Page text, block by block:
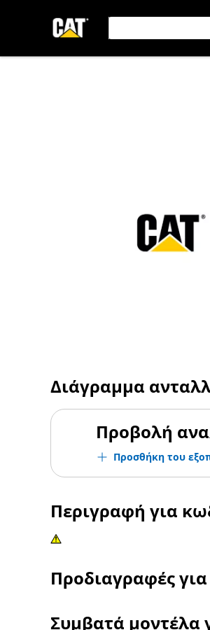
Διάγραμμα
Προβολή
Προσθήκη του
Περιγραφή για
Προδιαγραφές
Συμβατά μοντέλα